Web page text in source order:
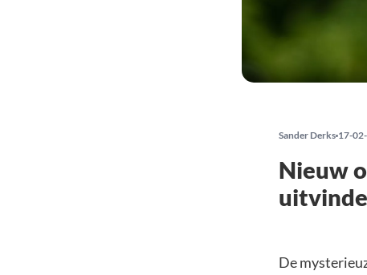
Sander Derks 17-
Nieuw
De